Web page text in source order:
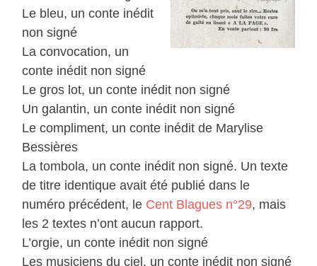
Le bleu, un conte inédit
non signé
La convocation, un
conte inédit non signé
Le gros lot, un conte inédit non signé
Un galantin, un conte inédit non signé
Le compliment, un conte inédit de Marylise
Bessières
La tombola, un conte inédit non signé. Un texte
de titre identique avait été publié dans le
numéro précédent, le Cent Blagues n°29, mais
les 2 textes n’ont aucun rapport.
L’orgie, un conte inédit non signé
Les musiciens du ciel, un conte inédit non signé